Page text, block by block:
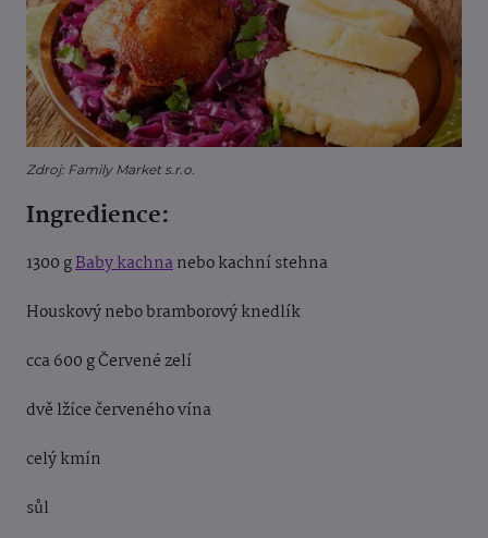
Zdroj: Family Market s.r.o.
Ingredience:
1300 gBaby kachnanebo kachní stehna
Houskový nebo bramborový knedlík
cca 600 g Červené zelí
dvě lžíce červeného vína
celý kmín
sůl